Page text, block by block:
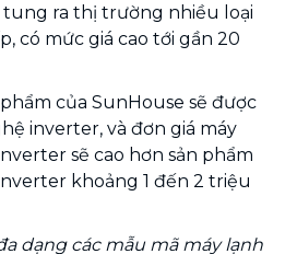
ra thị trường nhiều loại
có mức giá cao tới gần 20
của SunHouse sẽ được
inverter, và đơn giá máy
sẽ cao hơn sản phẩm
khoảng 1 đến 2 triệu
dạng các mẫu mã máy lạnh